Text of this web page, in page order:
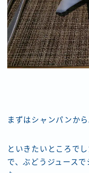
まずはシャンパンから
といきたいところで
で、ぶどうジュース